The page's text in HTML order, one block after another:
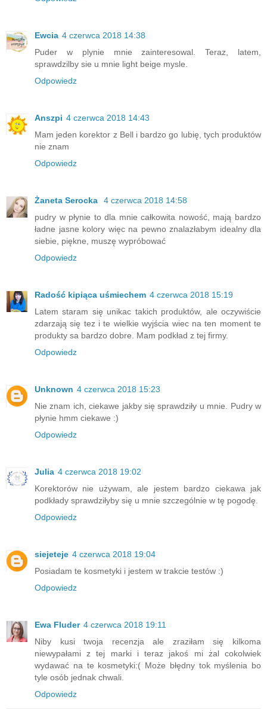
Ewcia 4 czerwca 2018 14:38
Puder w plynie mnie zainteresowal. Teraz, latem,
sprawdzilby sie u mnie light beige mysle.
Odpowiedz
Anszpi 4 czerwca 2018 14:43
Mam jeden korektor z Bell i bardzo go lubię, tych produktów
nie znam
Odpowiedz
Żaneta Serocka
4 czerwca 2018 14:58
pudry w płynie to dla mnie całkowita nowość, mają bardzo
ładne jasne kolory więc na pewno znalazłabym idealny dla
siebie, piękne, muszę wypróbować
Odpowiedz
Radość kipiąca uśmiechem 4 czerwca 2018 15:19
Latem staram się unikac takich produktów, ale oczywiście
zdarzają się tez i te wielkie wyjścia wiec na ten moment te
produkty sa bardzo dobre. Mam podkład z tej firmy.
Odpowiedz
Unknown 4 czerwca 2018 15:23
Nie znam ich, ciekawe jakby się sprawdziły u mnie. Pudry w
płynie hmm ciekawe :)
Odpowiedz
Julia 4 czerwca 2018 19:02
Korektorów nie używam, ale jestem bardzo ciekawa jak
podkłady sprawdziłyby się u mnie szczególnie w tę pogodę.
Odpowiedz
siejeteje 4 czerwca 2018 19:04
Posiadam te kosmetyki i jestem w trakcie testów :)
Odpowiedz
Ewa Fluder 4 czerwca 2018 19:11
Niby kusi twoja recenzja ale zraziłam się kilkoma
niewypałami z tej marki i teraz jakoś mi żal cokolwiek
wydawać na te kosmetyki:( Może błędny tok myślenia bo
tyle osób jednak chwali.
Odpowiedz